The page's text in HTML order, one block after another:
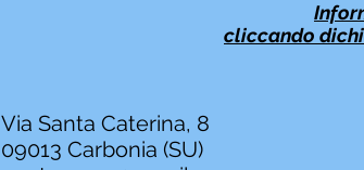
cliccando
Via Santa Caterina, 8
09013 Carbonia (SU)